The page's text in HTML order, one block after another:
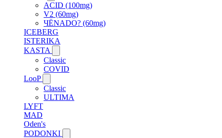
ACID (100mg)
V2 (60mg)
ЧЁNADO? (60mg)
ICEBERG
ISTERIKA
KASTA
Classic
COVID
LooP
Classic
ULTIMA
LYFT
MAD
Oden's
PODONKI